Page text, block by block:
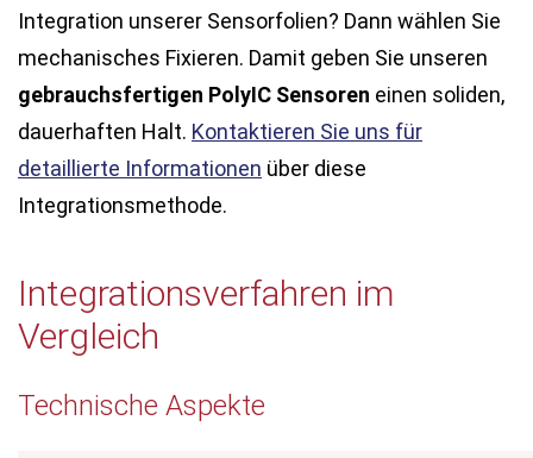
Integration unserer Sensorfolien? Dann wählen Sie
mechanisches Fixieren. Damit geben Sie unseren
gebrauchsfertigen PolyIC Sensoren einen soliden,
dauerhaften Halt. Kontaktieren Sie uns für
detaillierte Informationen über diese
Integrationsmethode.
Integrationsverfahren im
Vergleich
Technische Aspekte